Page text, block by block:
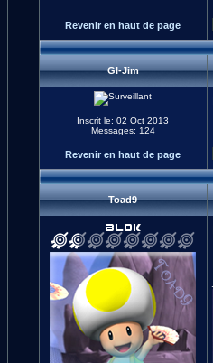
Revenir en haut de page
GI-Jim
Inscrit le: 02 Oct 2013
Messages: 124
Revenir en haut de page
Toad9